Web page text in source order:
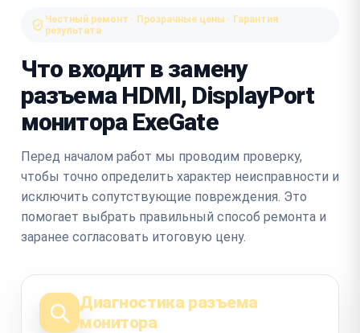
Честный ремонт · Прозрачные цены · Гарантия
результата
Что входит в замену
разъема HDMI, DisplayPort
монитора ExeGate
Перед началом работ мы проводим проверку,
чтобы точно определить характер неисправности и
исключить сопутствующие повреждения. Это
помогает выбрать правильный способ ремонта и
заранее согласовать итоговую цену.
Диагностика разъема
монитора